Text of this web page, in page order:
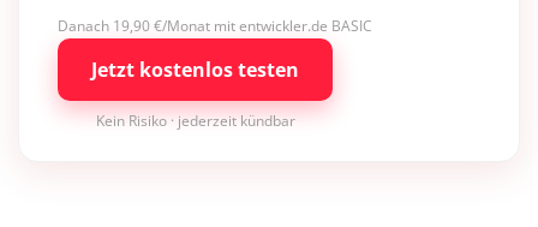
Danach 19,90 €/Monat mit entwickler.de BASIC
Jetzt kostenlos testen
Kein Risiko · jederzeit kündbar